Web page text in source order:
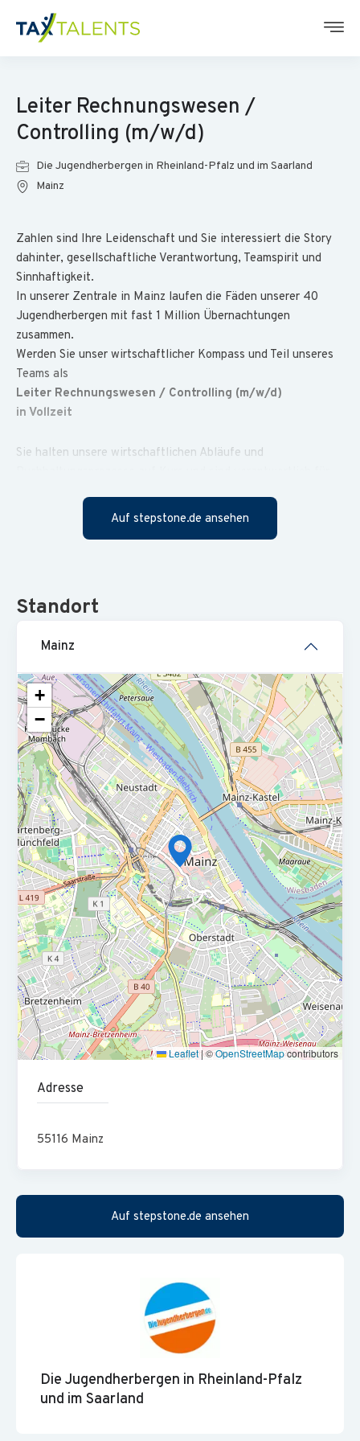
Leiter Rechnungswesen /
Controlling (m/w/d)
Die Jugendherbergen in Rheinland-Pfalz und im Saarland
Mainz
Zahlen sind Ihre Leidenschaft und Sie interessiert die Story
dahinter, gesellschaftliche Verantwortung, Teamspirit und
Sinnhaftigkeit.
In unserer Zentrale in Mainz laufen die Fäden unserer 40
Jugendherbergen mit fast 1 Million Übernachtungen
zusammen.
Werden Sie unser wirtschaftlicher Kompass und Teil unseres
Teams als
Leiter Rechnungswesen / Controlling (m/w/d)
in Vollzeit
Sie halten unsere wirtschaftlichen Abläufe und
Ihren Analysen, wo wir wirtschaftlich und organisatorisch
noch besser werden können.
arbeiten strukturiert mit Blick auf das Ganze.
Wir bieten Ihnen einen sicheren Arbeitsplatz mit langfristigen
eine Aufgabe mit Verantwortung und gesellschaftlichem
Mehrwert.
Auf stepstone.de ansehen
Standort
Mainz
+
−
Leaflet|©OpenStreetMapcontributors
Adresse
55116 Mainz
Auf stepstone.de ansehen
Die Jugendherbergen in Rheinland-Pfalz
und im Saarland